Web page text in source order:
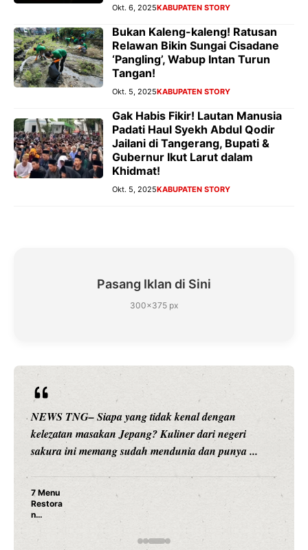
Okt. 6, 2025KABUPATEN STORY
Bukan Kaleng-kaleng! Ratusan
Relawan Bikin Sungai Cisadane
‘Pangling’, Wabup Intan Turun
Tangan!
Okt. 5, 2025KABUPATEN STORY
Gak Habis Fikir! Lautan Manusia
Padati Haul Syekh Abdul Qodir
Jailani di Tangerang, Bupati &
Gubernur Ikut Larut dalam
Khidmat!
Okt. 5, 2025KABUPATEN STORY
Pasang Iklan di Sini
300×375 px
NEWS TNG– Siapa sangka, dua nama besar di dunia
hiburan, Nunung Srimulat dan Vicky Prasetyo, kini
merambah dunia kuliner dengan ...
Nunung Srimulat & Vicky Prasetyo Buka Restoran
Rahasia Mami Bikin Nagih!